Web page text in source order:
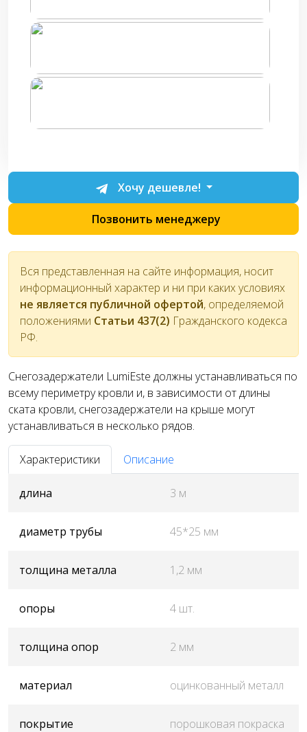
Хочу дешевле!
Позвонить менеджеру
Вся представленная на сайте информация, носит
информационный характер и ни при каких условиях
не является публичной офертой, определяемой
положениями Статьи 437(2) Гражданского кодекса
РФ.
Снегозадержатели LumiEste должны устанавливаться по
всему периметру кровли и, в зависимости от длины
ската кровли, снегозадержатели на крыше могут
устанавливаться в несколько рядов.
Характеристики Описание
длина 3 м
диаметр трубы 45*25 мм
толщина металла 1,2 мм
опоры 4 шт.
толщина опор 2 мм
материал оцинкованный металл
покрытие порошковая покраска